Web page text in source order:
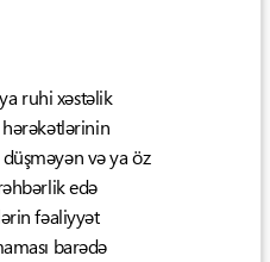
ruhi xəstəlik
düşməyən və ya öz
edə
fəaliyyət
barədə